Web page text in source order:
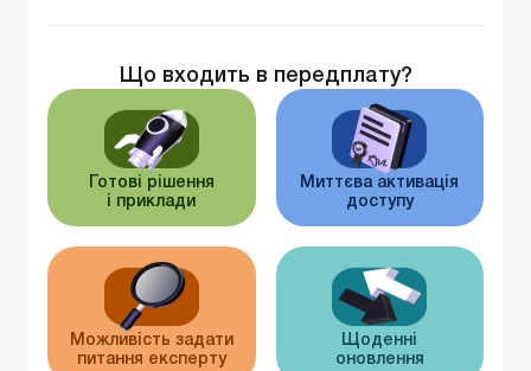
Що входить в передплату?
Готові рішення
і приклади
Миттєва активація
доступу
Можливість задати
питання експерту
Щоденні
оновлення